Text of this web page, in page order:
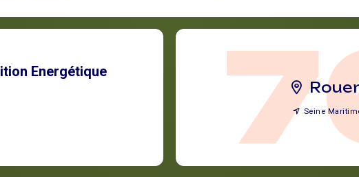
Energétique
Seine